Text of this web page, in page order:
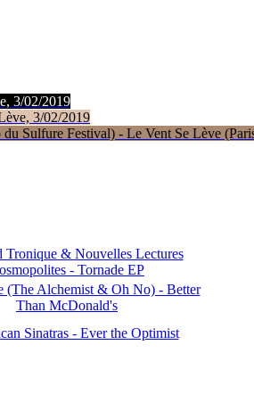
3/02/2019
3/02/2019
Sulfure Festival) - Le Vent Se Lève